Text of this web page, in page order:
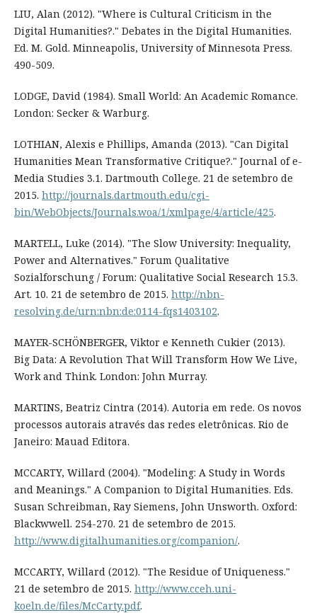
LIU, Alan (2012). "Where is Cultural Criticism in the
Digital Humanities?." Debates in the Digital Humanities.
Ed. M. Gold. Minneapolis, University of Minnesota Press.
490-509.
LODGE, David (1984). Small World: An Academic Romance.
London: Secker & Warburg.
LOTHIAN, Alexis e Phillips, Amanda (2013). "Can Digital
Humanities Mean Transformative Critique?." Journal of e-
Media Studies 3.1. Dartmouth College. 21 de setembro de
2015. http://journals.dartmouth.edu/cgi-
bin/WebObjects/Journals.woa/1/xmlpage/4/article/425.
MARTELL, Luke (2014). "The Slow University: Inequality,
Power and Alternatives." Forum Qualitative
Sozialforschung / Forum: Qualitative Social Research 15.3.
Art. 10. 21 de setembro de 2015. http://nbn-
resolving.de/urn:nbn:de:0114-fqs1403102.
MAYER-SCHÖNBERGER, Viktor e Kenneth Cukier (2013).
Big Data: A Revolution That Will Transform How We Live,
Work and Think. London: John Murray.
MARTINS, Beatriz Cintra (2014). Autoria em rede. Os novos
processos autorais através das redes eletrônicas. Rio de
Janeiro: Mauad Editora.
MCCARTY, Willard (2004). "Modeling: A Study in Words
and Meanings." A Companion to Digital Humanities. Eds.
Susan Schreibman, Ray Siemens, John Unsworth. Oxford:
Blackwwell. 254-270. 21 de setembro de 2015.
http://www.digitalhumanities.org/companion/.
MCCARTY, Willard (2012). "The Residue of Uniqueness."
21 de setembro de 2015. http://www.cceh.uni-
koeln.de/files/McCarty.pdf.